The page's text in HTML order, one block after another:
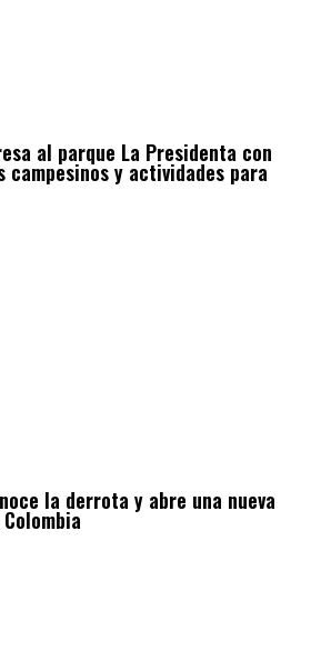
al parque La Presidenta con
campesinos y actividades para
la derrota y abre una nueva